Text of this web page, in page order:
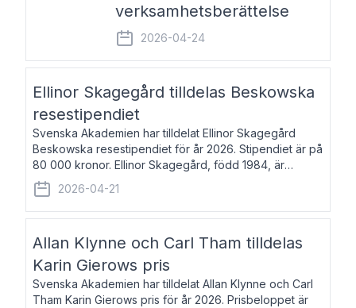
verksamhetsberättelse
2026-04-24
Ellinor Skagegård tilldelas Beskowska
resestipendiet
Svenska Akademien har tilldelat Ellinor Skagegård
Beskowska resestipendiet för år 2026. Stipendiet är på
80 000 kronor. Ellinor Skagegård, född 1984, är
författare, journalist och musiker. Hon skriver
återkommande för Svenska Dagbladet, Ups
2026-04-21
Allan Klynne och Carl Tham tilldelas
Karin Gierows pris
Svenska Akademien har tilldelat Allan Klynne och Carl
Tham Karin Gierows pris för år 2026. Prisbeloppet är